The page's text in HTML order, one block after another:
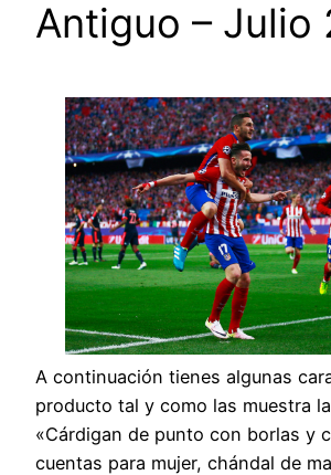
Antiguo – Julio
A continuación tienes algunas
producto tal y como las muestra
«Cárdigan de punto con borlas y
cuentas para mujer, chándal de